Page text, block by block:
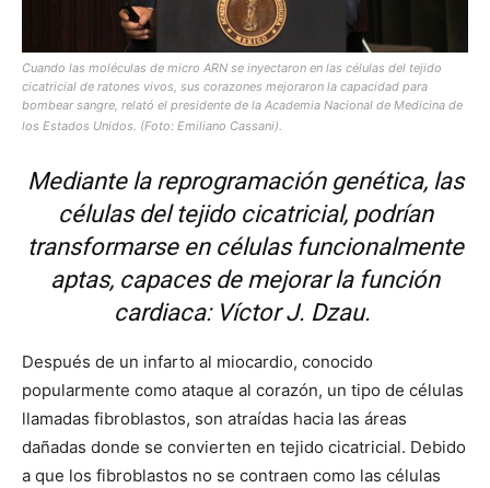
Cuando las moléculas de micro ARN se inyectaron en las células del tejido
cicatricial de ratones vivos, sus corazones mejoraron la capacidad para
bombear sangre, relató el presidente de la Academia Nacional de Medicina de
los Estados Unidos. (Foto: Emiliano Cassani).
Mediante la reprogramación genética, las
células del tejido cicatricial, podrían
transformarse en células funcionalmente
aptas, capaces de mejorar la función
cardiaca: Víctor J. Dzau.
Después de un infarto al miocardio, conocido
popularmente como ataque al corazón, un tipo de células
llamadas fibroblastos, son atraídas hacia las áreas
dañadas donde se convierten en tejido cicatricial. Debido
a que los fibroblastos no se contraen como las células